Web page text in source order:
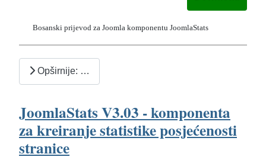
Bosanski prijevod za Joomla komponentu JoomlaStats
Opširnije: …
JoomlaStats V3.03 - komponenta
za kreiranje statistike posjećenosti
stranice